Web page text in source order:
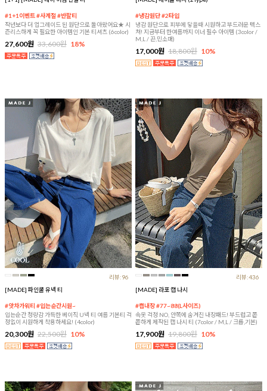
#1+1이벤트 #사계절 #반팔티
작년보다 더 업그레이드 된 원단으로 돌아왔어요★ 시
즌리스하게 꼭 필요한 아이템인 기본 티셔츠 (6color)
27,600원 33,600원 18%
#냉감원단 #2타입
냉감 원단으로 피부에 닿을때 시원하고 부드러운 텍스
쳐! 지금부터 한여름까지 이너 필수 아이템 (3color /
M,L / 끈,민소매)
17,000원 18,800원 10%
리뷰:96
[MADE] 파인쿨 유넥 티
#앗차가워티 #입는순간시원~
입는순간 청량감 가득한 베이직 U넥 티 여름 기본티 걱
정없이 시원하게 착용하세요! (4color)
20,300원 22,500원 10%
리뷰:436
[MADE] 라포 캡 나시
#캡내장 #77~88(L사이즈)
속옷 걱정 NO, 안쪽에 숨겨진 내장패드! 부드럽고 쫀
쫀하게 제작된 캡 나시 티 (7color / M,L / 크롭,기본)
17,900원 19,800원 10%